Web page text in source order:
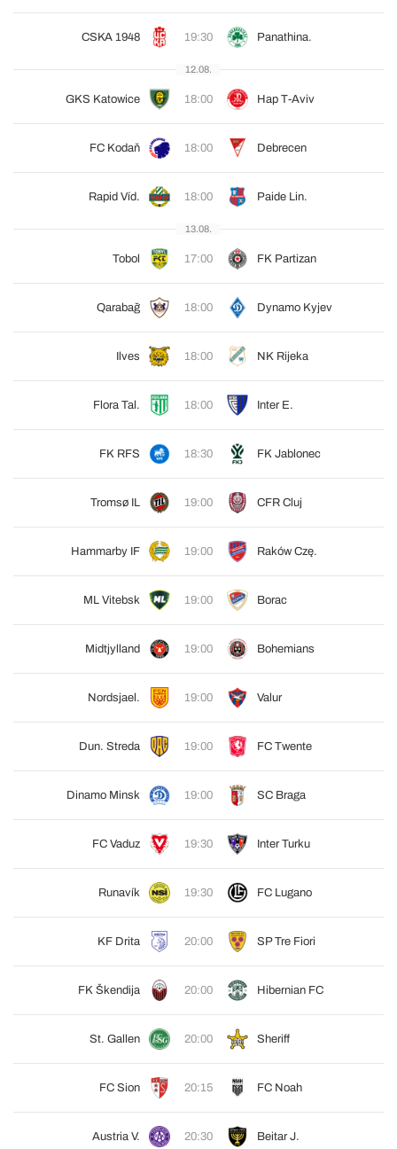
CSKA 1948 19:30 Panathina.
12.08.
GKS Katowice 18:00 Hap T-Aviv
FC Kodaň 18:00 Debrecen
Rapid Víd. 18:00 Paide Lin.
13.08.
Tobol 17:00 FK Partizan
Qarabağ 18:00 Dynamo Kyjev
Ilves 18:00 NK Rijeka
Flora Tal. 18:00 Inter E.
FK RFS 18:30 FK Jablonec
Tromsø IL 19:00 CFR Cluj
Hammarby IF 19:00 Raków Czę.
ML Vitebsk 19:00 Borac
Midtjylland 19:00 Bohemians
Nordsjael. 19:00 Valur
Dun. Streda 19:00 FC Twente
Dinamo Minsk 19:00 SC Braga
FC Vaduz 19:30 Inter Turku
Runavík 19:30 FC Lugano
KF Drita 20:00 SP Tre Fiori
FK Škendija 20:00 Hibernian FC
St. Gallen 20:00 Sheriff
FC Sion 20:15 FC Noah
Austria V. 20:30 Beitar J.